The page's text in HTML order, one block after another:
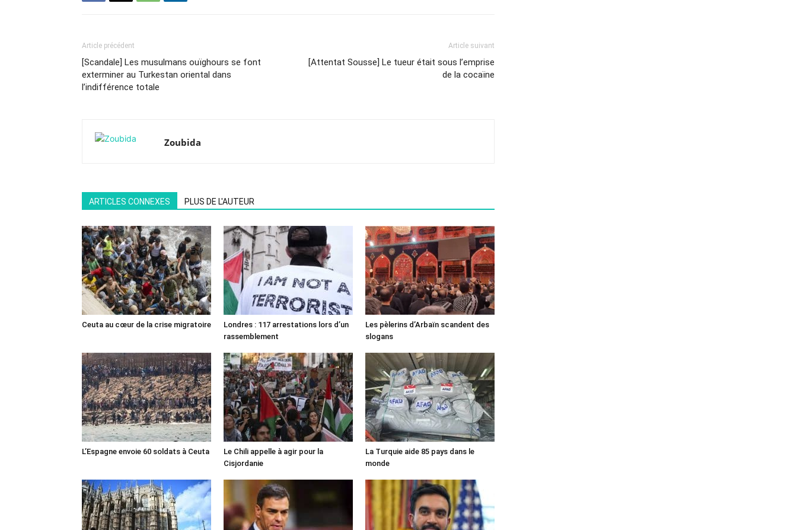
Article précédent
[Scandale] Les musulmans ouïghours se font
exterminer au Turkestan oriental dans
l’indifférence totale
Article suivant
[Attentat Sousse] Le tueur était sous l’emprise
de la cocaïne
Zoubida
ARTICLES CONNEXES PLUS DE L'AUTEUR
Ceuta au cœur de la crise migratoire
Londres : 117 arrestations lors d’un
rassemblement
Les pèlerins d’Arbaïn scandent des
slogans
L’Espagne envoie 60 soldats à Ceuta
Le Chili appelle à agir pour la
Cisjordanie
La Turquie aide 85 pays dans le
monde